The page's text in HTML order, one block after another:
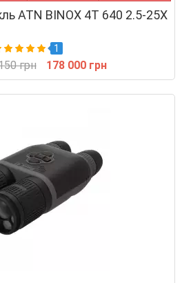
ATN BINOX 4T 640 2.5-25X
1
грн 178 000 грн